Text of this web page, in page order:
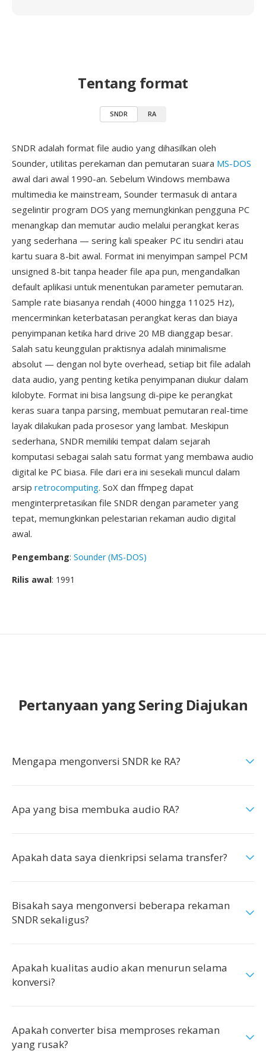
Tentang format
SNDR RA
SNDR adalah format file audio yang dihasilkan oleh
Sounder, utilitas perekaman dan pemutaran suara MS-DOS
awal dari awal 1990-an. Sebelum Windows membawa
multimedia ke mainstream, Sounder termasuk di antara
segelintir program DOS yang memungkinkan pengguna PC
menangkap dan memutar audio melalui perangkat keras
yang sederhana — sering kali speaker PC itu sendiri atau
kartu suara 8-bit awal. Format ini menyimpan sampel PCM
unsigned 8-bit tanpa header file apa pun, mengandalkan
default aplikasi untuk menentukan parameter pemutaran.
Sample rate biasanya rendah (4000 hingga 11025 Hz),
mencerminkan keterbatasan perangkat keras dan biaya
penyimpanan ketika hard drive 20 MB dianggap besar.
Salah satu keunggulan praktisnya adalah minimalisme
absolut — dengan nol byte overhead, setiap bit file adalah
data audio, yang penting ketika penyimpanan diukur dalam
kilobyte. Format ini bisa langsung di-pipe ke perangkat
keras suara tanpa parsing, membuat pemutaran real-time
layak dilakukan pada prosesor yang lambat. Meskipun
sederhana, SNDR memiliki tempat dalam sejarah
komputasi sebagai salah satu format yang membawa audio
digital ke PC biasa. File dari era ini sesekali muncul dalam
arsip retrocomputing. SoX dan ffmpeg dapat
menginterpretasikan file SNDR dengan parameter yang
tepat, memungkinkan pelestarian rekaman audio digital
awal.
Pengembang: Sounder (MS-DOS)
Rilis awal: 1991
Pertanyaan yang Sering Diajukan
Mengapa mengonversi SNDR ke RA?
Apa yang bisa membuka audio RA?
Apakah data saya dienkripsi selama transfer?
Bisakah saya mengonversi beberapa rekaman
SNDR sekaligus?
Apakah kualitas audio akan menurun selama
konversi?
Apakah converter bisa memproses rekaman
yang rusak?